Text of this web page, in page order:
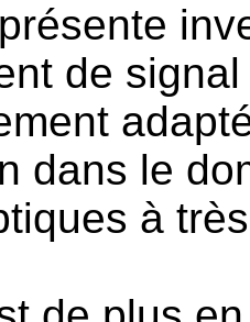
de
dans le
à